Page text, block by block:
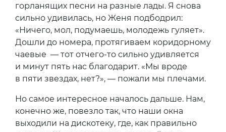
горланящих песни на разные лады. Я снова
сильно удивилась, но Женя подбодрил:
«Ничего, мол, подумаешь, молодежь гуляет».
Дошли до номера, протягиваем коридорному
чаевые — тот отчего-то сильно удивляется
и минут пять нас благодарит. «Мы вроде
в пяти звездах, нет?», — пожали мы плечами.
Но самое интересное началось дальше. Нам,
конечно же, повезло так, что наши окна
выходили на дискотеку, где, как правильно